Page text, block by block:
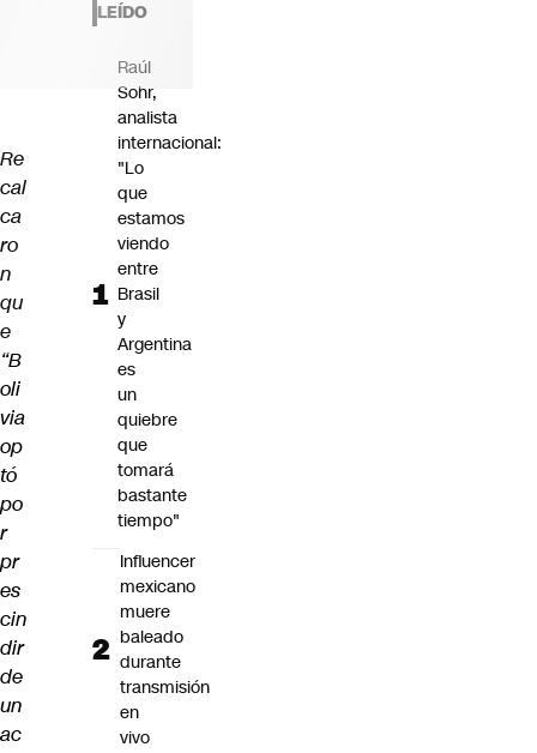
Re
cal
ca
ro
n
qu
e
“B
oli
via
op
tó
po
r
pr
es
cin
dir
de
un
ac
LEÍDO
Raúl
Sohr,
analista
internacional:
"Lo
que
estamos
viendo
entre
Brasil
y
Argentina
es
un
quiebre
que
tomará
bastante
tiempo"
Influencer
mexicano
muere
baleado
durante
transmisión
en
vivo